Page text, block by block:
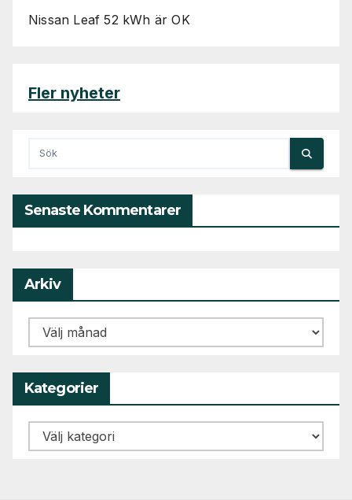
Nissan Leaf 52 kWh är OK
Fler nyheter
Senaste Kommentarer
Arkiv
Arkiv
Kategorier
Kategorier